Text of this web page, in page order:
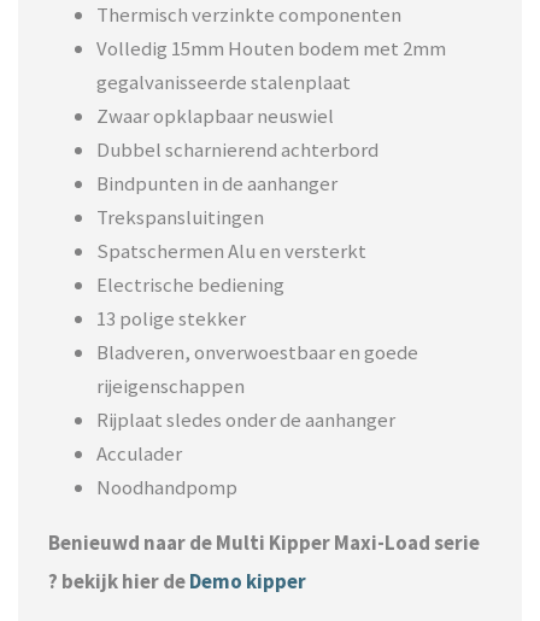
Thermisch verzinkte componenten
Volledig 15mm Houten bodem met 2mm
gegalvanisseerde stalenplaat
Zwaar opklapbaar neuswiel
Dubbel scharnierend achterbord
Bindpunten in de aanhanger
Trekspansluitingen
Spatschermen Alu en versterkt
Electrische bediening
13 polige stekker
Bladveren, onverwoestbaar en goede
rijeigenschappen
Rijplaat sledes onder de aanhanger
Acculader
Noodhandpomp
Benieuwd naar de Multi Kipper Maxi-Load serie
? bekijk hier deDemo kipper